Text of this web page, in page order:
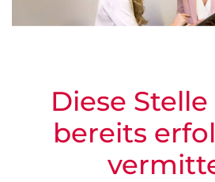
Diese
bereits